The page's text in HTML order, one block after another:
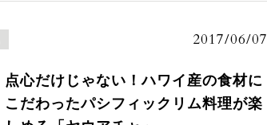
2017/06/07
点心だけじゃない！ハワイ産の食材に
こだわったパシフィックリム料理が楽